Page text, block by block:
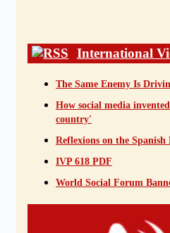
International
The Same Enemy Is
How social media
country'
Reflexions on the
IVP 618 PDF
World Social Forum